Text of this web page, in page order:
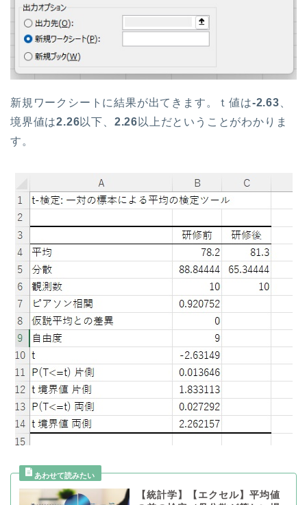
新規ワークシートに結果が出てきます。ｔ値は-2.63
境界値は2.26以下、 2.26 以上だということがわかりま
す。
【統計学】【エクセル】平均値